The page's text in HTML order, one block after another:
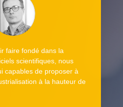
faire fondé dans la
scientifiques, nous
capables de proposer à
à la hauteur de